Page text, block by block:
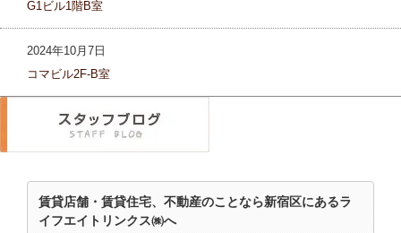
G1ビル1階B室
2024年10月7日
コマビル2F-B室
賃貸店舗・賃貸住宅、不動産のことなら新宿区にあるラ
イフエイトリンクス㈱へ